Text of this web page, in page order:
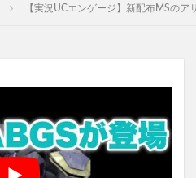
【実況UCエンゲージ】新配布MSの